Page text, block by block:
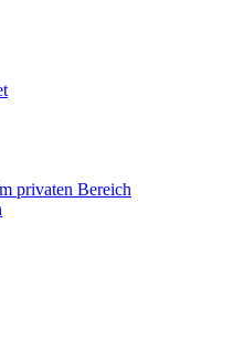
privaten Bereich